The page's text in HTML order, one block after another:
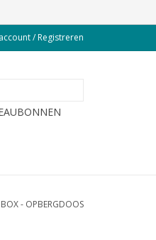
/ Registreren
- OPBERGDOOS